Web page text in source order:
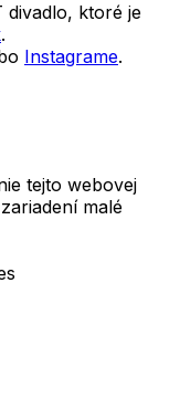
divadlo, ktoré je
.
Instagrame.
tejto webovej
malé